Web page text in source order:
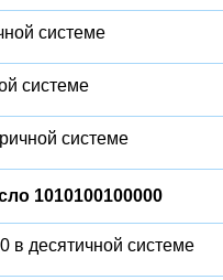
системе
системе
системе
1010100100000
в десятичной системе